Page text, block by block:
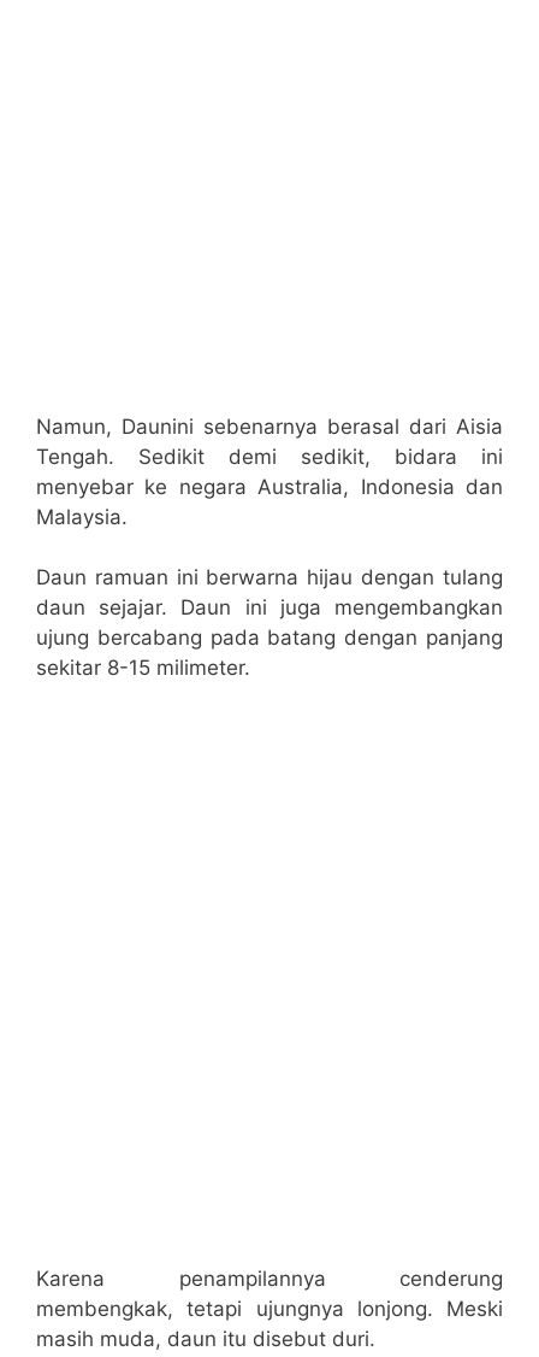
Namun, Daunini sebenarnya berasal dari Aisia
Tengah. Sedikit demi sedikit, bidara ini
menyebar ke negara Australia, Indonesia dan
Malaysia.
Daun ramuan ini berwarna hijau dengan tulang
daun sejajar. Daun ini juga mengembangkan
ujung bercabang pada batang dengan panjang
sekitar 8-15 milimeter.
Karena penampilannya cenderung
membengkak, tetapi ujungnya lonjong. Meski
masih muda, daun itu disebut duri.